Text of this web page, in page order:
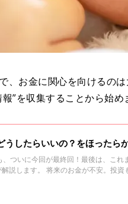
、お金に関心を向けるの
”を収集することから始め
したらいいの？をほったら
ついに今回が最終回！最後は、これ
になるけど、子育てが忙